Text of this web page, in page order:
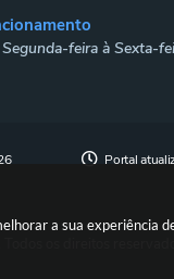
a sua experiência
feira à Sexta-
Portal